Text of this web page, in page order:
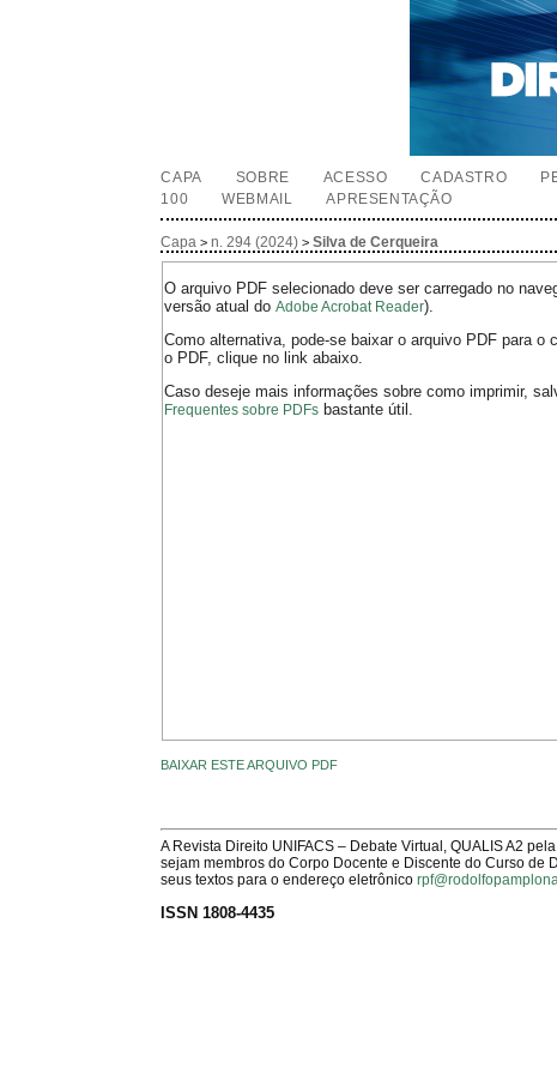
CAPA SOBRE ACESSO CADASTRO
100
WEBMAIL APRESENTAÇÃO
Capa >n. 294 (2024) >Silva de Cerqueira
O arquivo PDF selecionado deve ser carregado no
versão atual doAdobe Acrobat Reader).
Como alternativa, pode-se baixar o arquivo PDF para
o PDF, clique no link abaixo.
Caso deseje mais informações sobre como imprimir,
Frequentes sobre PDFs bastante útil.
BAIXAR ESTE ARQUIVO PDF
A Revista Direito UNIFACS – Debate Virtual, QUALIS A2
sejam membros do Corpo Docente e Discente do Curso de
seus textos para o endereço eletrônico
ISSN 1808-4435